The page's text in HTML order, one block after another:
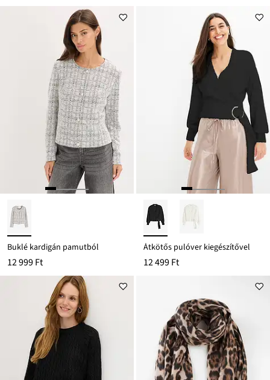
Buklé kardigán pamutból
12 999 Ft
Átkötős pulóver kiegészítővel
12 499 Ft